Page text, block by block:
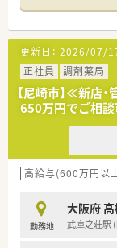
【店舗情報
■高槻市駅
り、2025年
■主な応需科
り、クリニ
す。
■外来業務が
の運転に自
ます。
【想定される
■主に外来処
きます。
■最新の全
な調剤を行
更新日： 2026/07/
正社員
調剤薬局
【尼崎市】≪新店
650万円でご相談
高給与(600万円以
勤務地
大阪府
武庫之荘駅